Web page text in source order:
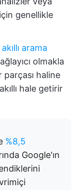
genellikle
akıllı arama
olmakla
parçası haline
hale getirir
%8,5
Google'ın